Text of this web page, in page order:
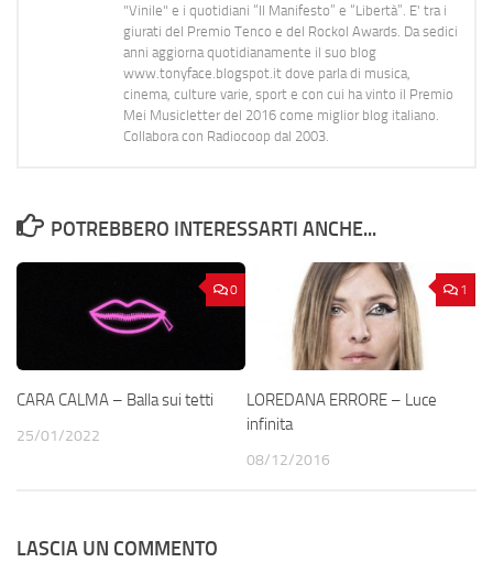
"Vinile" e i quotidiani “Il Manifesto” e “Libertà”. E' tra i
giurati del Premio Tenco e del Rockol Awards. Da sedici
anni aggiorna quotidianamente il suo blog
www.tonyface.blogspot.it dove parla di musica,
cinema, culture varie, sport e con cui ha vinto il Premio
Mei Musicletter del 2016 come miglior blog italiano.
Collabora con Radiocoop dal 2003.
POTREBBERO INTERESSARTI ANCHE...
0
CARA CALMA – Balla sui tetti
25/01/2022
1
LOREDANA ERRORE – Luce
infinita
08/12/2016
LASCIA UN COMMENTO